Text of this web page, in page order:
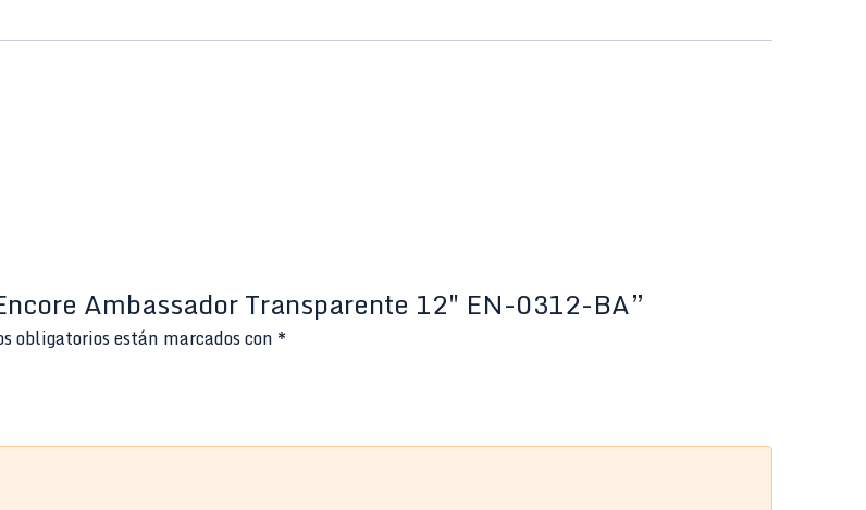
Ambassador Transparente 12″ EN-0312-BA”
obligatorios están marcados con *